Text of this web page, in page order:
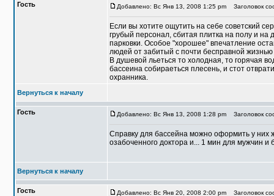
Гость Добавлено: Вс Янв 13, 2008 1:25 pm Заголовок
Если вы хотите ощутить на себе советский
грубый персонал, сбитая плитка на полу и на
парковки. Особое "хорошее" впечатление
людей от забитый с почти бесправной
В душевой льеться то холодная, то горячая
бассеина собираеться плесень, и стот
охранника.
Вернуться к началу
Гость Добавлено: Вс Янв 13, 2008 1:28 pm Заголовок
Справку для бассейна можно оформить у них
озабоченного доктора и... 1 мин для мужчин и
Вернуться к началу
Гость Добавлено: Вс Янв 20, 2008 2:00 pm Заголовок